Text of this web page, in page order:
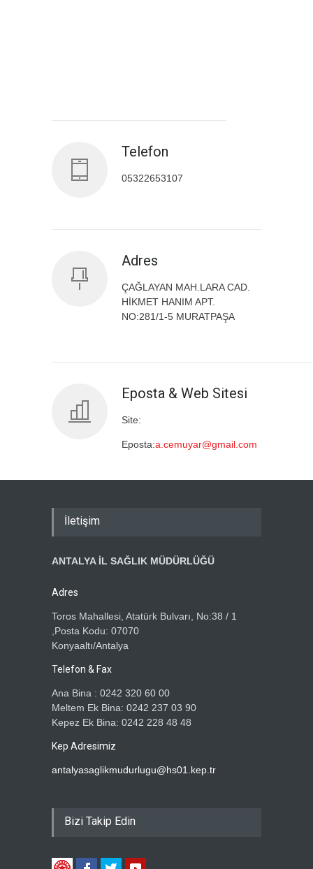
Telefon
05322653107
Adres
ÇAĞLAYAN MAH.LARA CAD.
HİKMET HANIM APT.
NO:281/1-5 MURATPAŞA
Eposta & Web Sitesi
Site:
Eposta:a.cemuyar@gmail.com
İletişim
ANTALYA İL SAĞLIK MÜDÜRLÜĞÜ
Adres
Toros Mahallesi, Atatürk Bulvarı, No:38 / 1
,Posta Kodu: 07070
Konyaaltı/Antalya
Telefon & Fax
Ana Bina : 0242 320 60 00
Meltem Ek Bina: 0242 237 03 90
Kepez Ek Bina: 0242 228 48 48
Kep Adresimiz
antalyasaglikmudurlugu@hs01.kep.tr
Bizi Takip Edin